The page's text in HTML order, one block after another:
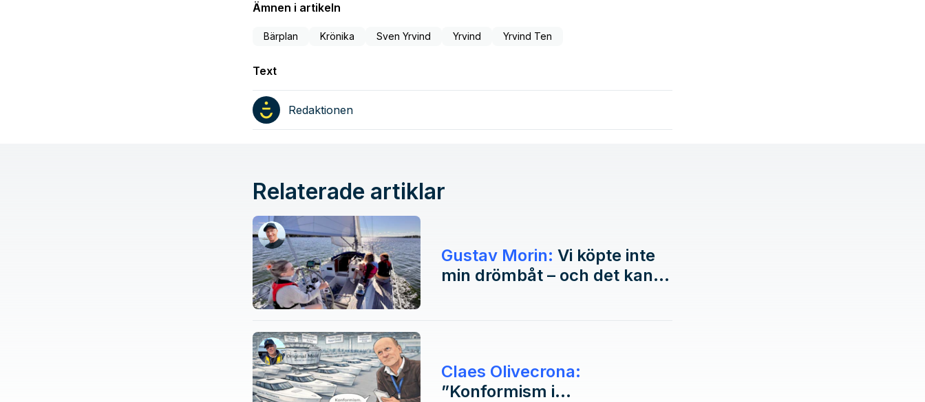
Ämnen i artikeln
Bärplan Krönika Sven Yrvind Yrvind Yrvind Ten
Text
Redaktionen
Relaterade artiklar
Gustav Morin:
min drömbåt – och det kan
Claes Olivecrona:
”Konformism i